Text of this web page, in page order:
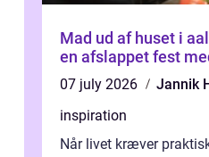
Mad ud af huset i
en afslappet fest
07 july 2026
Jannik
inspiration
Når livet kræver